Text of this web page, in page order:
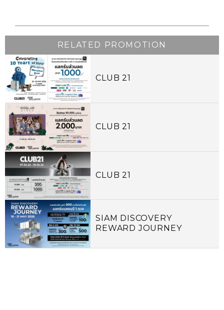
RELATED PROMOTION
CLUB 21
CLUB 21
CLUB 21
SIAM DISCOVERY
REWARD JOURNEY